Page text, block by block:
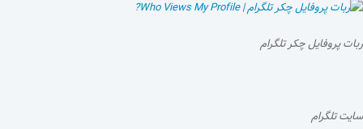
ربات پروفایل چکر تلگرام
سایت تلگرام